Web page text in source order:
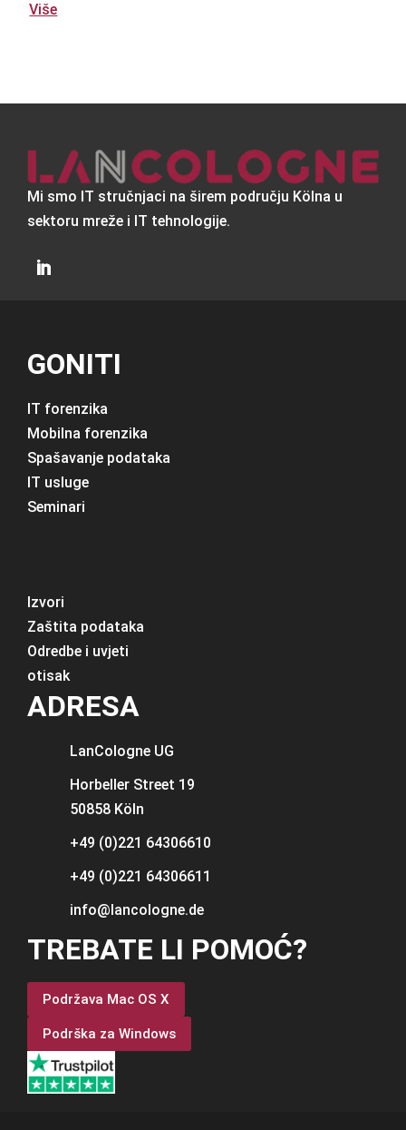
Više
Mi smo IT stručnjaci na širem području Kölna u
sektoru mreže i IT tehnologije.
GONITI
IT forenzika
Mobilna forenzika
Spašavanje podataka
IT usluge
Seminari
Izvori
Zaštita podataka
Odredbe i uvjeti
otisak
ADRESA
LanCologne UG
Horbeller Street 19
50858 Köln
+49 (0)221 64306610
+49 (0)221 64306611
info@lancologne.de
TREBATE LI POMOĆ?
Podržava Mac OS X
Podrška za Windows